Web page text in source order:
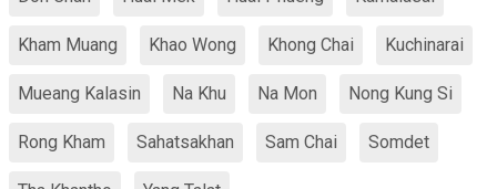
Kham Muang Khao Wong Khong Chai Kuchinarai
Mueang Kalasin Na Khu Na Mon Nong Kung Si
Rong Kham Sahatsakhan Sam Chai Somdet